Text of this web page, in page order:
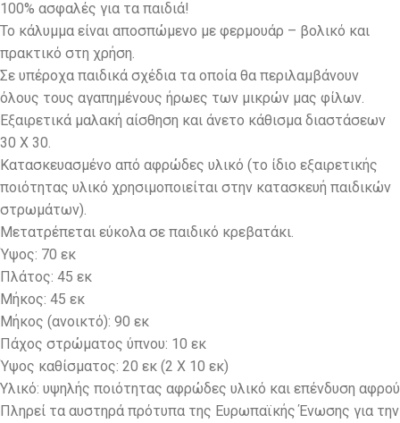
100% ασφαλές για τα παιδιά!
Το κάλυμμα είναι αποσπώμενο με φερμουάρ – βολικό και
πρακτικό στη χρήση.
Σε υπέροχα παιδικά σχέδια τα οποία θα περιλαμβάνουν
όλους τους αγαπημένους ήρωες των μικρών μας φίλων.
Εξαιρετικά μαλακή αίσθηση και άνετο κάθισμα διαστάσεων
30 Χ 30.
Κατασκευασμένο από αφρώδες υλικό (το ίδιο εξαιρετικής
ποιότητας υλικό χρησιμοποιείται στην κατασκευή παιδικών
στρωμάτων).
Μετατρέπεται εύκολα σε παιδικό κρεβατάκι.
Ύψος: 70 εκ
Πλάτος: 45 εκ
Μήκος: 45 εκ
Μήκος (ανοικτό): 90 εκ
Πάχος στρώματος ύπνου: 10 εκ
Ύψος καθίσματος: 20 εκ (2 Χ 10 εκ)
Υλικό: υψηλής ποιότητας αφρώδες υλικό και επένδυση αφρού
Πληρεί τα αυστηρά πρότυπα της Ευρωπαϊκής Ένωσης για την